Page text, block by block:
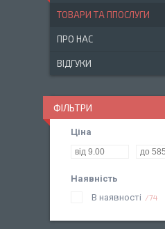
ТОВАРИ ТА ППОСЛУГИ
ПРО НАС
ВІДГУКИ
ФІЛЬТРИ
Ціна
Наявність
В наявності
74